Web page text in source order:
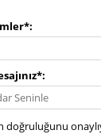
doğruluğunu